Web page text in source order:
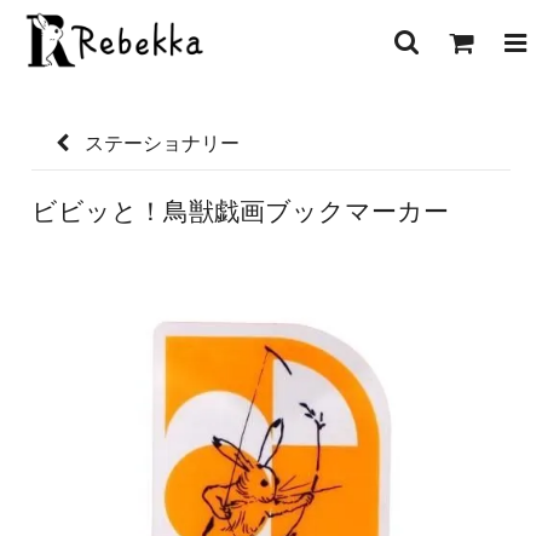
ステーショナリー
ビビッと！鳥獣戯画ブックマーカー